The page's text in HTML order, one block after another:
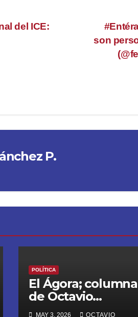
son
del ICE:
P.
POLÍTICA
El Ágora; columna
de Octavio
Campos Ortiz:
MAY 3, 2026 OCTAVIO